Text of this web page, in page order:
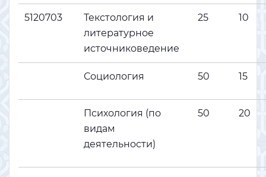
5120703
Текстология и
литературное
источниковедение
25 10
Социология 50 15
Психология (по
видам
деятельности)
50 20